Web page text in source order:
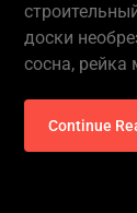
доски
сосна,
Continue